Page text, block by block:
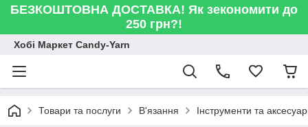
БЕЗКОШТОВНА ДОСТАВКА! Як зекономити до
250 грн?!
Хобі Маркет Candy-Yarn
Товари та послуги В'язання Інструменти та